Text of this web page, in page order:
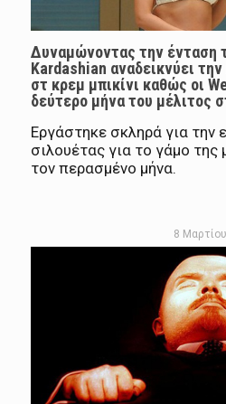
Δυναμώνοντας την ένταση
Kardashian αναδεικνύει
στ κρεμ μπικίνι καθώς οι
δεύτερο μήνα του μέλιτος
Εργάστηκε σκληρά για την
σιλουέτας για το γάμο της
τον περασμένο μήνα.
8